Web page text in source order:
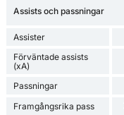
Assists och passningar
Assister
Förväntade assists
(xA)
Passningar
Framgångsrika pass